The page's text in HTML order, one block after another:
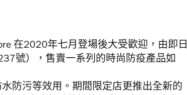
在2020年七月登場後大受歡迎，由即日
號），售賣一系列的時尚防疫產品如
防污等效用。期間限定店更推出全新的